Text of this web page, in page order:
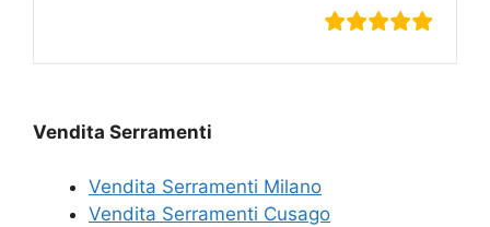
Vendita Serramenti
Vendita Serramenti Milano
Vendita Serramenti Cusago